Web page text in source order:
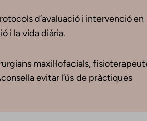
d’avaluació i intervenció en
i la vida diària.
maxil·lofacials,
evitar l’ús de pràctiques